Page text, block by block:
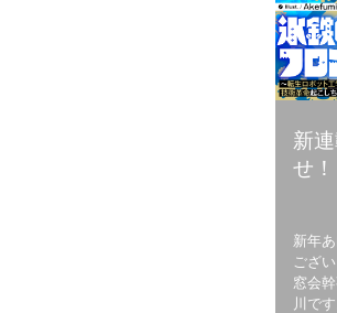
新
せ！
新年
ござ
窓会
川で